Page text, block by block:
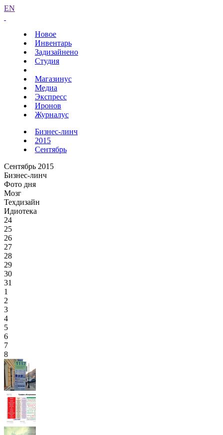
EN
Новое
Инвентарь
Задизайнено
Студия
Магазинус
Медиа
Экспресс
Иронов
Журналус
Бизнес-линч
2015
Сентябрь
Сентябрь 2015
Бизнес-линч
Фото дня
Мозг
Техдизайн
Идиотека
24
25
26
27
28
29
30
31
1
2
3
4
5
6
7
8